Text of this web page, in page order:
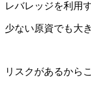
レバレッジを利用
少ない原資でも大
リスクがあるから